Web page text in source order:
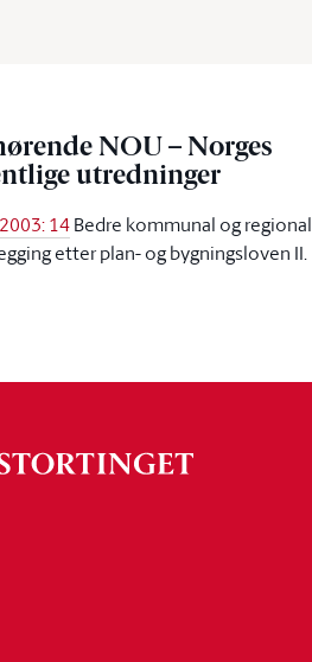
NOU – Norges
utredninger
14Bedre kommunal og regional
etter plan- og bygningsloven II.